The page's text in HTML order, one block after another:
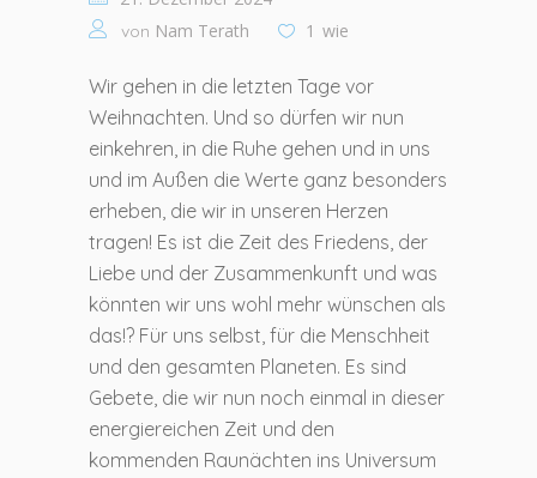
von Nam Terath 1 wie
Wir gehen in die letzten Tage vor
Weihnachten. Und so dürfen wir nun
einkehren, in die Ruhe gehen und in uns
und im Außen die Werte ganz besonders
erheben, die wir in unseren Herzen
tragen! Es ist die Zeit des Friedens, der
Liebe und der Zusammenkunft und was
könnten wir uns wohl mehr wünschen als
das!? Für uns selbst, für die Menschheit
und den gesamten Planeten. Es sind
Gebete, die wir nun noch einmal in dieser
energiereichen Zeit und den
kommenden Raunächten ins Universum